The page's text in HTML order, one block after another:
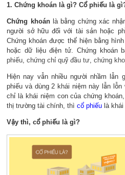
1. Chứng khoán là gì? Cổ phiếu là
Chứng khoánlà bằng chứng xác
người sở hữu đối với tài sản hoặc
Chứng khoán được thể hiện bằng
hoặc dữ liệu điện tử. Chứng khoán
phiếu ,chứng chỉ quỹ đầu tư ,chứng
Hiện nay vẫn nhiều người nhầm lẫn
phiếu và dùng 2 khái niệm này lẫn
chỉ là khái niệm con của chứng
thị trường tài chính, thìcổ phiếu là
Vậy thì, cổ phiếu là gì?